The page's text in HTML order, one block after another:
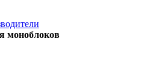
моноблоков